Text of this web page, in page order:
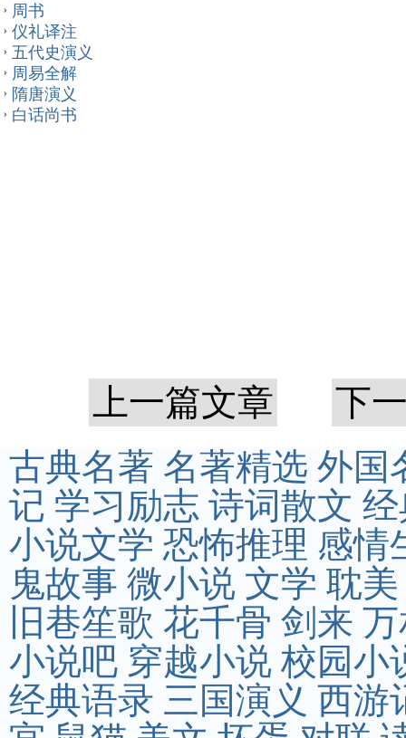
周书
仪礼译注
五代史演义
周易全解
隋唐演义
白话尚书
上一篇文章
下
古典名著 名著精选 外国
记 学习励志 诗词散文
小说文学 恐怖推理 感情
鬼故事 微小说 文学 耽美
旧巷笙歌 花千骨 剑来
小说吧 穿越小说 校园小
经典语录 三国演义 西游